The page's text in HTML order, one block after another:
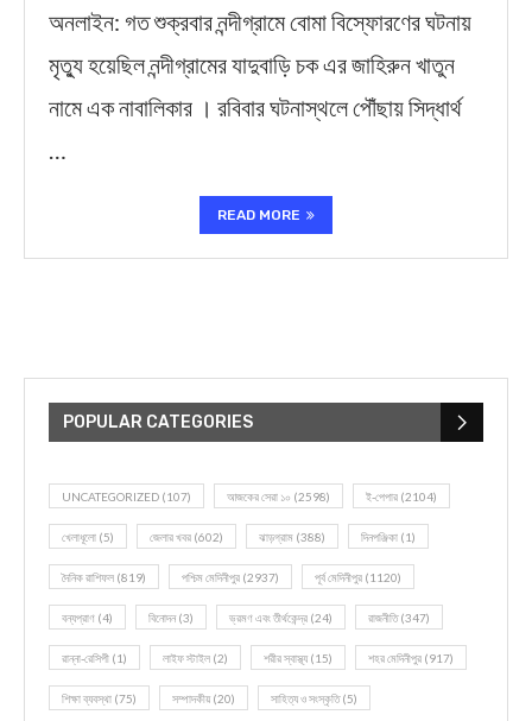
অনলাইন: গত শুক্রবার নন্দীগ্রামে বোমা বিস্ফোরণের ঘটনায়
মৃত্যু হয়েছিল নন্দীগ্রামের যাদুবাড়ি চক এর জাহিরুন খাতুন
নামে এক নাবালিকার । রবিবার ঘটনাস্থলে পৌঁছায় সিদ্ধার্থ
…
READ MORE
POPULAR CATEGORIES
UNCATEGORIZED (107) আজকের সেরা ১০ (2598) ই-পেপার (2104)
খেলাধূলো (5) জেলার খবর (602) ঝাড়গ্রাম (388) দিনপঞ্জিকা (1)
দৈনিক রাশিফল (819) পশ্চিম মেদিনীপুর (2937) পূর্ব মেদিনীপুর (1120)
বন্যপ্রাণ (4) বিনোদন(3) ভ্রমণ এবং তীর্থকেন্দ্র (24) রাজনীতি(347)
রান্না-রেসিপী (1) লাইফ স্টাইল (2) শরীর স্বাস্থ্য (15) শহর মেদিনীপুর (917)
শিক্ষা ব্যবস্থা (75) সম্পাদকীয় (20) সাহিত্য ও সংস্কৃতি(5)